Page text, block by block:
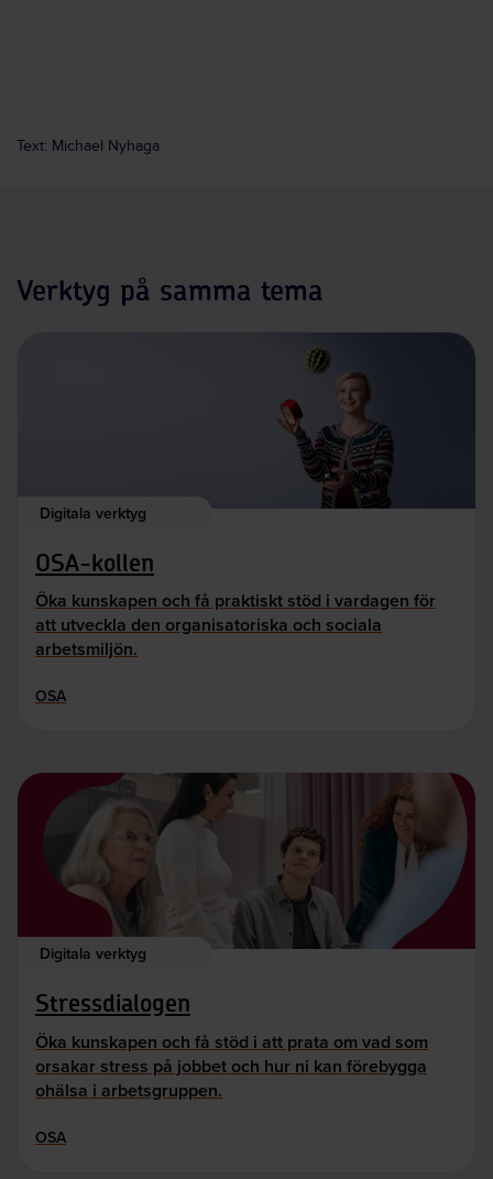
Text: Michael Nyhaga
Verktyg på samma tema
Digitala verktyg
OSA-kollen
Öka kunskapen och få praktiskt stöd i vardagen för
att utveckla den organisatoriska och sociala
arbetsmiljön.
OSA
Digitala verktyg
Stressdialogen
Öka kunskapen och få stöd i att prata om vad som
orsakar stress på jobbet och hur ni kan förebygga
ohälsa i arbetsgruppen.
OSA